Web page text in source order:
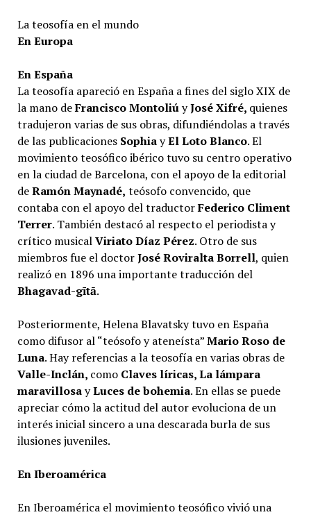
La teosofía en el mundo
En Europa
En España
La teosofía apareció en España a fines del siglo XIX de
la mano deFrancisco MontoliúyJosé Xifré, quienes
tradujeron varias de sus obras, difundiéndolas a través
de las publicaciones SophiayEl Loto Blanco. El
movimiento teosófico ibérico tuvo su centro operativo
en la ciudad de Barcelona, con el apoyo de la editorial
deRamón Maynadé, teósofo convencido, que
contaba con el apoyo del traductorFederico Climent
Terrer. También destacó al respecto el periodista y
crítico musicalViriato Díaz Pérez. Otro de sus
miembros fue el doctorJosé Roviralta Borrell, quien
realizó en 1896 una importante traducción del
Bhagavad-gītā.
Posteriormente, Helena Blavatsky tuvo en España
como difusor al “teósofo y ateneísta”Mario Roso de
Luna. Hay referencias a la teosofía en varias obras de
Valle-Inclán, como Claves líricas, La lámpara
maravillosayLuces de bohemia. En ellas se puede
apreciar cómo la actitud del autor evoluciona de un
interés inicial sincero a una descarada burla de sus
ilusiones juveniles.
En Iberoamérica
En Iberoamérica el movimiento teosófico vivió una